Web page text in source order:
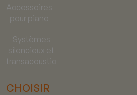
Accessoires
pour piano
Systèmes
silencieux et
transacoustic
CHOISIR